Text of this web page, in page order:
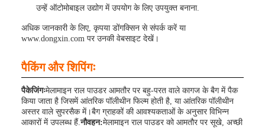
उन्हें ऑटोमोबाइल उद्योग में उपयोग के लिए उपयुक्त बनाना.
अधिक जानकारी के लिए, कृपया डोंगक्सिन से संपर्क करें या
www.dongxin.com पर उनकी वेबसाइट देखें।
पैकिंग और शिपिंगः
पैकेजिंगःमेलामाइन राल पाउडर आमतौर पर बहु-परत वाले कागज के बैग में पैक
किया जाता है जिसमें आंतरिक पॉलीथीन फिल्म होती है, या आंतरिक पॉलीथीन
अस्तर वाले सुपरसैक में।बैग ग्राहकों की आवश्यकताओं के अनुसार विभिन्न
आकारों में उपलब्ध हैं.नौवहन:मेलामाइन राल पाउडर को आमतौर पर सूखे, अच्छी